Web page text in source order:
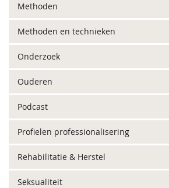
Methoden
Methoden en technieken
Onderzoek
Ouderen
Podcast
Profielen professionalisering
Rehabilitatie & Herstel
Seksualiteit